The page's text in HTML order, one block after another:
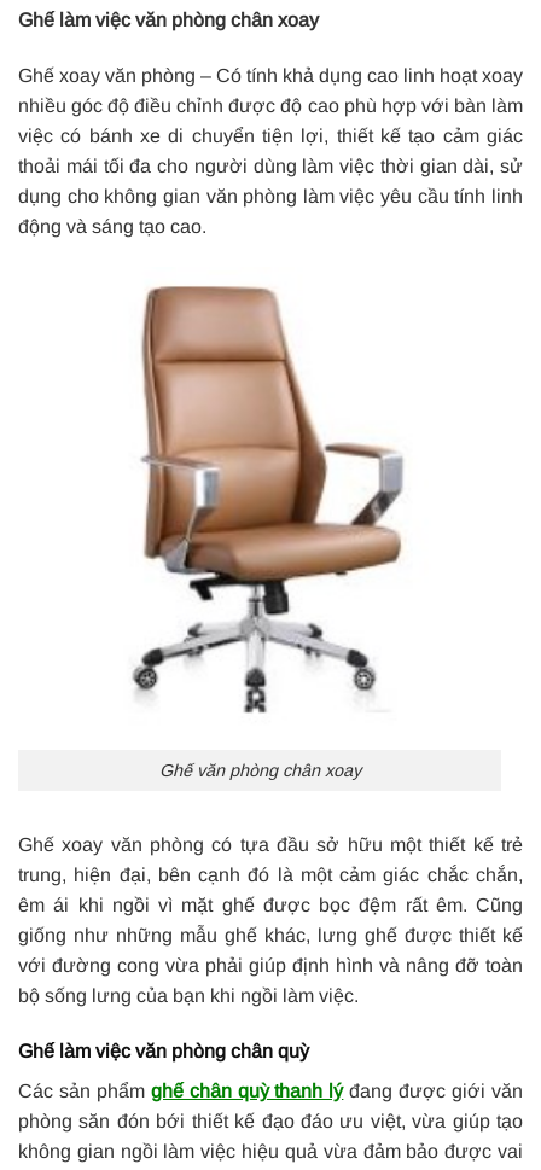
Ghế làm việc văn phòng chân xoay
Ghế xoay văn phòng – Có tính khả dụng cao linh hoạt xoay
nhiều góc độ điều chỉnh được độ cao phù hợp với bàn làm
việc có bánh xe di chuyển tiện lợi, thiết kế tạo cảm giác
thoải mái tối đa cho người dùng làm việc thời gian dài, sử
dụng cho không gian văn phòng làm việc yêu cầu tính linh
động và sáng tạo cao.
Ghế văn phòng chân xoay
Ghế xoay văn phòng có tựa đầu sở hữu một thiết kế trẻ
trung, hiện đại, bên cạnh đó là một cảm giác chắc chắn,
êm ái khi ngồi vì mặt ghế được bọc đệm rất êm. Cũng
giống như những mẫu ghế khác, lưng ghế được thiết kế
với đường cong vừa phải giúp định hình và nâng đỡ toàn
bộ sống lưng của bạn khi ngồi làm việc.
Ghế làm việc văn phòng chân quỳ
Các sản phẩm ghế chân quỳ thanh lýđang được giới văn
phòng săn đón bới thiết kế đạo đáo ưu việt, vừa giúp tạo
không gian ngồi làm việc hiệu quả vừa đảm bảo được vai